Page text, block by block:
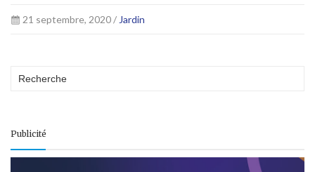
21 septembre, 2020 / Jardin
Publicité